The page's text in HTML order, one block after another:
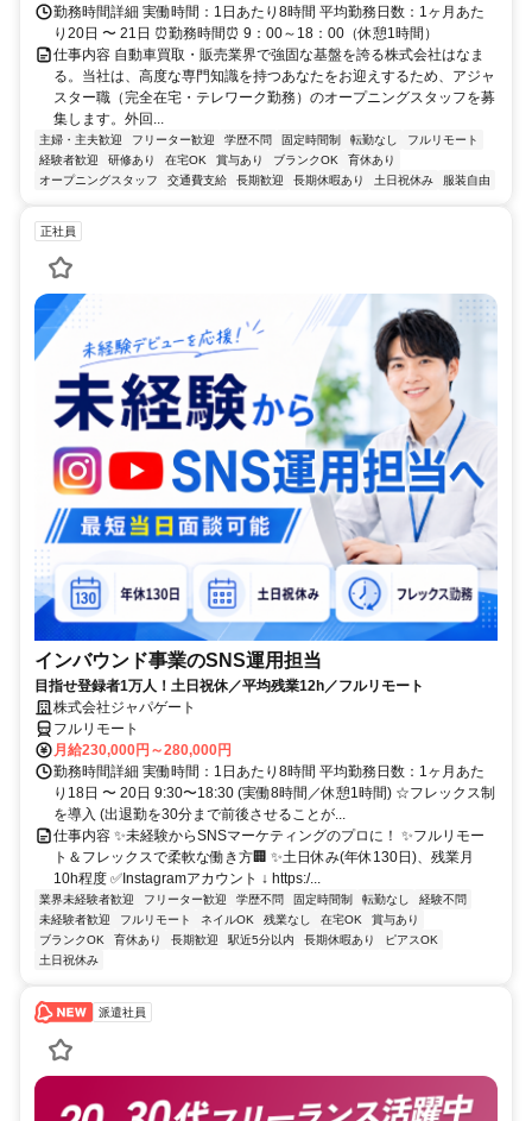
勤務時間詳細 実働時間：1日あたり8時間 平均勤務日数：1ヶ月あた
り20日 〜 21日 ⏰勤務時間⏰ 9：00～18：00（休憩1時間）
仕事内容 自動車買取・販売業界で強固な基盤を誇る株式会社はなま
る。当社は、高度な専門知識を持つあなたをお迎えするため、アジャ
スター職（完全在宅・テレワーク勤務）のオープニングスタッフを募
集します。外回...
主婦・主夫歓迎 フリーター歓迎 学歴不問 固定時間制 転勤なし
フルリモート
経験者歓迎
研修あり 在宅OK 賞与あり ブランクOK
育休あり
オープニングスタッフ
交通費支給 長期歓迎 長期休暇あり 土日祝休み 服装自由
正社員
インバウンド事業のSNS運用担当
目指せ登録者1万人！土日祝休／平均残業12h／フルリモート
株式会社ジャパゲート
フルリモート
月給230,000円～280,000円
勤務時間詳細 実働時間：1日あたり8時間 平均勤務日数：1ヶ月あた
り18日 〜 20日 9:30〜18:30 (実働8時間／休憩1時間) ☆フレックス制
を導入 (出退勤を30分まで前後させることが...
仕事内容 ✨未経験からSNSマーケティングのプロに！ ✨フルリモー
ト＆フレックスで柔軟な働き方🏢 ✨土日休み(年休130日)、残業月
10h程度 ✅Instagramアカウント ↓ https:/...
業界未経験者歓迎 フリーター歓迎 学歴不問 固定時間制 転勤なし
経験不問
未経験者歓迎
フルリモート ネイルOK 残業なし 在宅OK
賞与あり
ブランクOK
育休あり 長期歓迎 駅近5分以内 長期休暇あり
ピアスOK
土日祝休み
派遣社員